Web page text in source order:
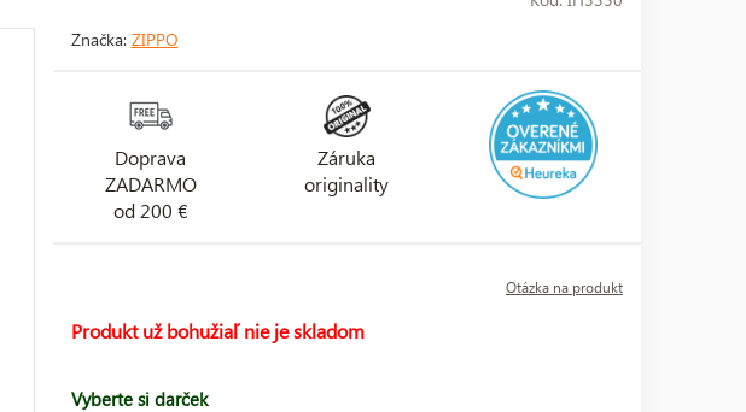
Značka: ZIPPO
Doprava
ZADARMO
od 200 €
Záruka
originality
Otázka na produkt
Produkt už bohužiaľ nie je skladom
Vyberte si darček